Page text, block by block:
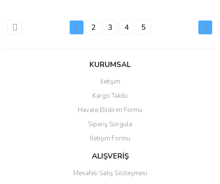
1 2 3 4 5
KURUMSAL
İletişim
Kargo Takibi
Havale Bildirim Formu
Sipariş Sorgula
İletişim Formu
ALIŞVERİŞ
Mesafeli Satış Sözleşmesi